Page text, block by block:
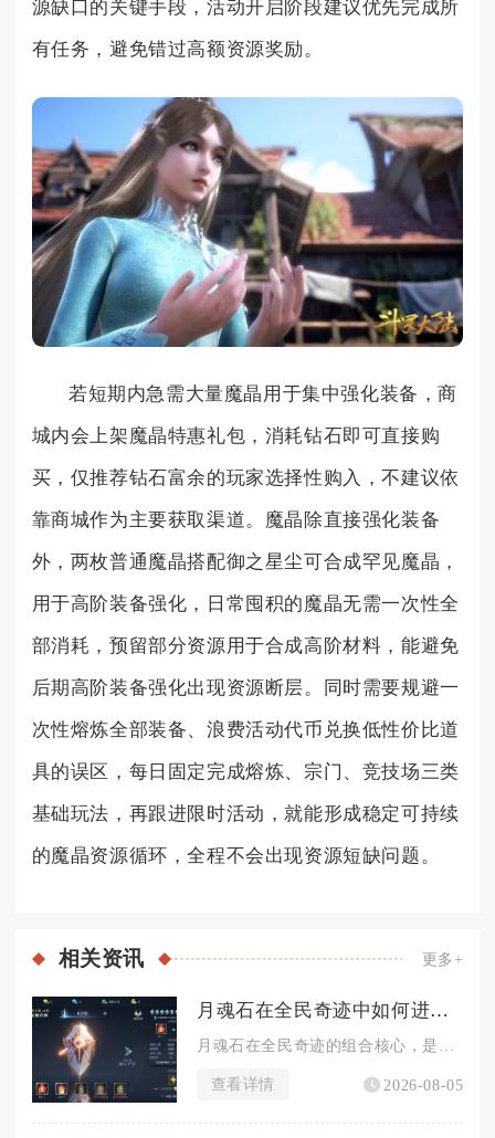
源缺口的关键手段，活动开启阶段建议优先完成所
有任务，避免错过高额资源奖励。
若短期内急需大量魔晶用于集中强化装备，商
城内会上架魔晶特惠礼包，消耗钻石即可直接购
买，仅推荐钻石富余的玩家选择性购入，不建议依
靠商城作为主要获取渠道。魔晶除直接强化装备
外，两枚普通魔晶搭配御之星尘可合成罕见魔晶，
用于高阶装备强化，日常囤积的魔晶无需一次性全
部消耗，预留部分资源用于合成高阶材料，能避免
后期高阶装备强化出现资源断层。同时需要规避一
次性熔炼全部装备、浪费活动代币兑换低性价比道
具的误区，每日固定完成熔炼、宗门、竞技场三类
基础玩法，再跟进限时活动，就能形成稳定可持续
的魔晶资源循环，全程不会出现资源短缺问题。
相关资讯 更多+
月魂石在全民奇迹中如何进行组合
月魂石在全民奇迹的组合核心，是以月魂阵的镶嵌规则为基础，区分...
查看详情 2026-08-05